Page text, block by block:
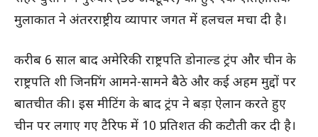
मुलाकात ने अंतरराष्ट्रीय व्यापार जगत में हलचल मचा दी है।
करीब 6 साल बाद अमेरिकी राष्ट्रपति डोनाल्ड ट्रंप और चीन के
राष्ट्रपति शी जिनपिंग आमने-सामने बैठे और कई अहम मुद्दों पर
बातचीत की। इस मीटिंग के बाद ट्रंप ने बड़ा ऐलान करते हुए
चीन पर लगाए गए टैरिफ में 10 प्रतिशत की कटौती कर दी है।